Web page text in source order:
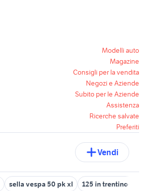
Modelli auto
Magazine
Consigli per la vendita
Negozi e Aziende
Subito per le Aziende
Assistenza
Ricerche salvate
Preferiti
Vendi
sella vespa 50 pk xl 125 in trentino-alto adige